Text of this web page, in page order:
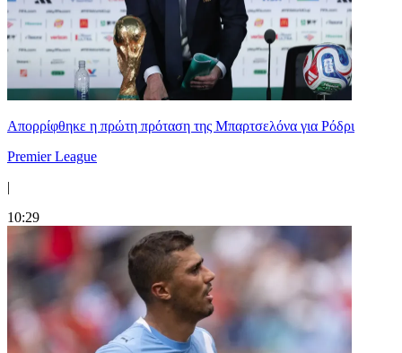
Απορρίφθηκε η πρώτη πρόταση της Μπαρτσελόνα για Ρόδρι
Premier League
|
10:29